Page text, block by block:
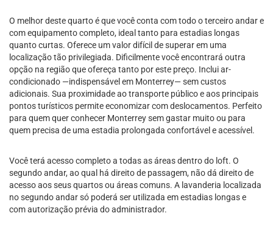
O melhor deste quarto é que você conta com todo o terceiro andar e
com equipamento completo, ideal tanto para estadias longas
quanto curtas. Oferece um valor difícil de superar em uma
localização tão privilegiada. Dificilmente você encontrará outra
opção na região que ofereça tanto por este preço. Inclui ar-
condicionado —indispensável em Monterrey— sem custos
adicionais. Sua proximidade ao transporte público e aos principais
pontos turísticos permite economizar com deslocamentos. Perfeito
para quem quer conhecer Monterrey sem gastar muito ou para
quem precisa de uma estadia prolongada confortável e acessível.
Você terá acesso completo a todas as áreas dentro do loft. O
segundo andar, ao qual há direito de passagem, não dá direito de
acesso aos seus quartos ou áreas comuns. A lavanderia localizada
no segundo andar só poderá ser utilizada em estadias longas e
com autorização prévia do administrador.